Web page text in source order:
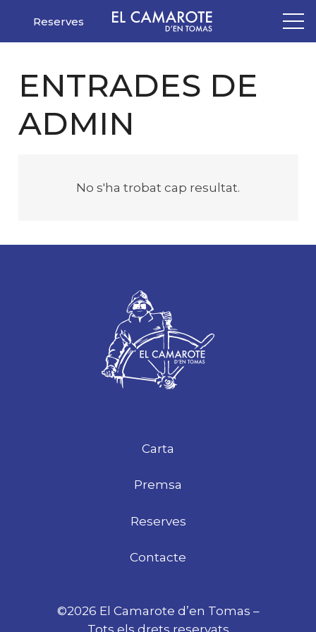
Reserves
ENTRADES DE
ADMIN
No s'ha trobat cap resultat.
Carta
Premsa
Reserves
Contacte
©2026 El Camarote d’en Tomas –